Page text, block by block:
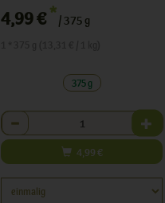
4,99 € */ 375 g
375 g
Anzahl
4,99 €